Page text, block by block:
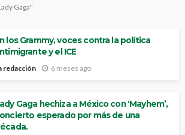
Gaga"
los Grammy, voces contra la política
y el ICE
redacción 6 meses ago
Gaga hechiza a México con ‘Mayhem’,
esperado por más de una